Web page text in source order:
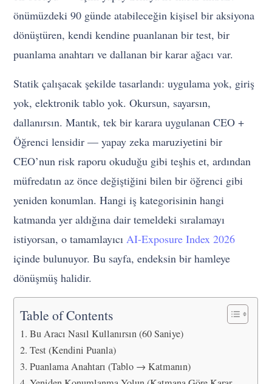
önümüzdeki 90 günde atabileceğin kişisel bir aksiyona
dönüştüren, kendi kendine puanlanan bir test, bir
puanlama anahtarı ve dallanan bir karar ağacı var.
Statik çalışacak şekilde tasarlandı: uygulama yok, giriş
yok, elektronik tablo yok. Okursun, sayarsın,
dallanırsın. Mantık, tek bir karara uygulanan CEO +
Öğrenci lensidir — yapay zeka maruziyetini bir
CEO’nun risk raporu okuduğu gibi teşhis et, ardından
müfredatın az önce değiştiğini bilen bir öğrenci gibi
yeniden konumlan. Hangi iş kategorisinin hangi
katmanda yer aldığına dair temeldeki sıralamayı
istiyorsan, o tamamlayıcıAI-Exposure Index 2026
içinde bulunuyor. Bu sayfa, endeksin bir hamleye
dönüşmüş halidir.
Table of Contents
Bu Aracı Nasıl Kullanırsın (60 Saniye)
Test (Kendini Puanla)
Puanlama Anahtarı (Tablo → Katmanın)